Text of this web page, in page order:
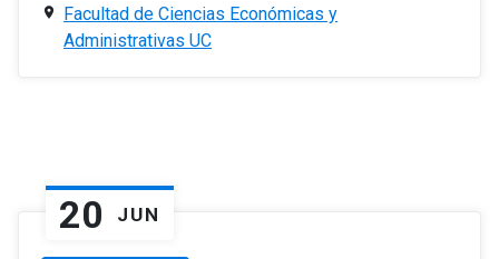
Facultad de Ciencias Económicas y
Administrativas UC
20 JUN